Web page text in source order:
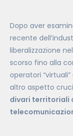
Dopo aver
recente
liberalizzazione
scorso fino alla
operatori
altro aspetto
divari territoriali